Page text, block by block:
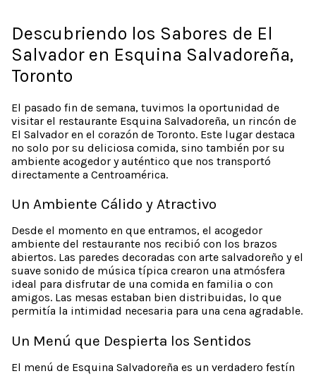
Descubriendo los Sabores de El
Salvador en Esquina Salvadoreña,
Toronto
El pasado fin de semana, tuvimos la oportunidad de
visitar el restaurante Esquina Salvadoreña, un rincón de
El Salvador en el corazón de Toronto. Este lugar destaca
no solo por su deliciosa comida, sino también por su
ambiente acogedor y auténtico que nos transportó
directamente a Centroamérica.
Un Ambiente Cálido y Atractivo
Desde el momento en que entramos, el acogedor
ambiente del restaurante nos recibió con los brazos
abiertos. Las paredes decoradas con arte salvadoreño y el
suave sonido de música típica crearon una atmósfera
ideal para disfrutar de una comida en familia o con
amigos. Las mesas estaban bien distribuidas, lo que
permitía la intimidad necesaria para una cena agradable.
Un Menú que Despierta los Sentidos
El menú de Esquina Salvadoreña es un verdadero festín